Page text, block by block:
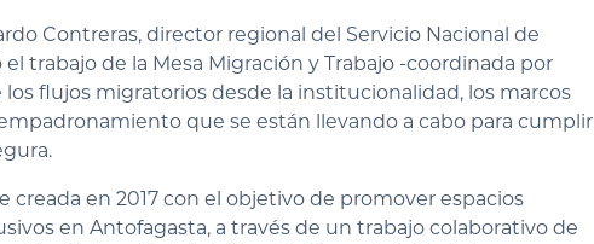
Contreras, director regional del Servicio Nacional de
el trabajo de la Mesa Migración y Trabajo -coordinada por
los flujos migratorios desde la institucionalidad, los marcos
que se están llevando a cabo para cumplir
creada en 2017 con el objetivo de promover espacios
en Antofagasta, a través de un trabajo colaborativo de